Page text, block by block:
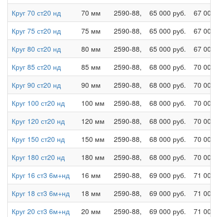
Круг 70 ст20 нд
70 мм 2590-88, 65 000 руб.
67 000
Круг 75 ст20 нд
75 мм 2590-88, 65 000 руб.
67 000
Круг 80 ст20 нд
80 мм 2590-88, 65 000 руб.
67 000
Круг 85 ст20 нд
85 мм 2590-88, 68 000 руб.
70 000
Круг 90 ст20 нд
90 мм 2590-88, 68 000 руб.
70 000
Круг 100 ст20 нд
100 мм 2590-88, 68 000 руб.
70 000
Круг 120 ст20 нд
120 мм 2590-88, 68 000 руб.
70 000
Круг 150 ст20 нд
150 мм 2590-88, 68 000 руб.
70 000
Круг 180 ст20 нд
180 мм 2590-88, 68 000 руб.
70 000
Круг 16 ст3 6м+нд
16 мм 2590-88, 69 000 руб.
71 000
Круг 18 ст3 6м+нд
18 мм 2590-88, 69 000 руб.
71 000
Круг 20 ст3 6м+нд
20 мм 2590-88, 69 000 руб.
71 000